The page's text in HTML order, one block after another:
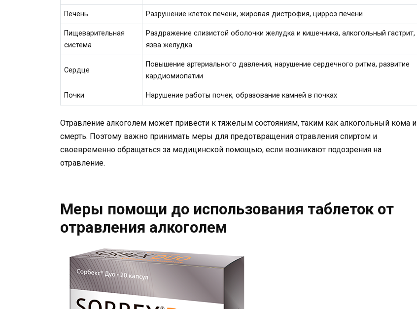
Печень Разрушение клеток печени, жировая дистрофия, цирроз печени
Пищеварительная
система
Раздражение слизистой оболочки желудка и кишечника, алкогольный гастрит,
язва желудка
Сердце
Повышение артериального давления, нарушение сердечного ритма, развитие
кардиомиопатии
Почки Нарушение работы почек, образование камней в почках
Отравление алкоголем может привести к тяжелым состояниям, таким как алкогольный кома и
смерть. Поэтому важно принимать меры для предотвращения отравления спиртом и
своевременно обращаться за медицинской помощью, если возникают подозрения на
отравление.
Меры помощи до использования таблеток от
отравления алкоголем